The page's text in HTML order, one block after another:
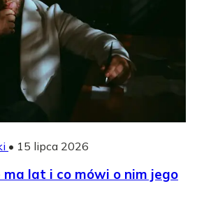
• 15 lipca 2026
ma lat i co mówi o nim jego